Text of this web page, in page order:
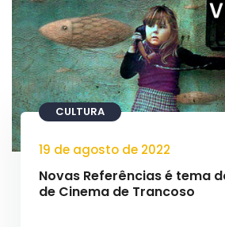
CULTURA
19 de agosto de 2022
Novas Referências é tema
de Cinema de Trancoso